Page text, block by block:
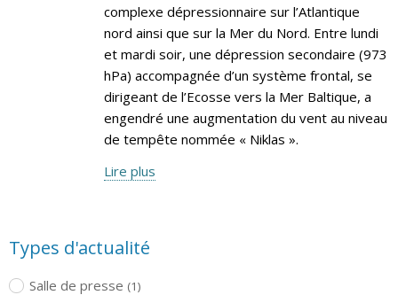
complexe dépressionnaire sur l’Atlantique
nord ainsi que sur la Mer du Nord. Entre lundi
et mardi soir, une dépression secondaire (973
hPa) accompagnée d’un système frontal, se
dirigeant de l’Ecosse vers la Mer Baltique, a
engendré une augmentation du vent au niveau
de tempête nommée « Niklas ».
Lire plus
Types d'actualité
Salle de presse (1)